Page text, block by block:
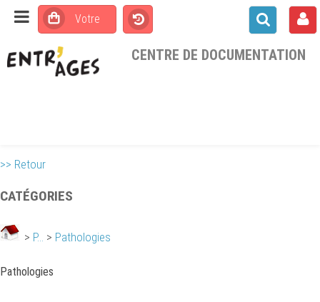
CENTRE DE DOCUMENTATION
>> Retour
CATÉGORIES
> P... > Pathologies
Pathologies